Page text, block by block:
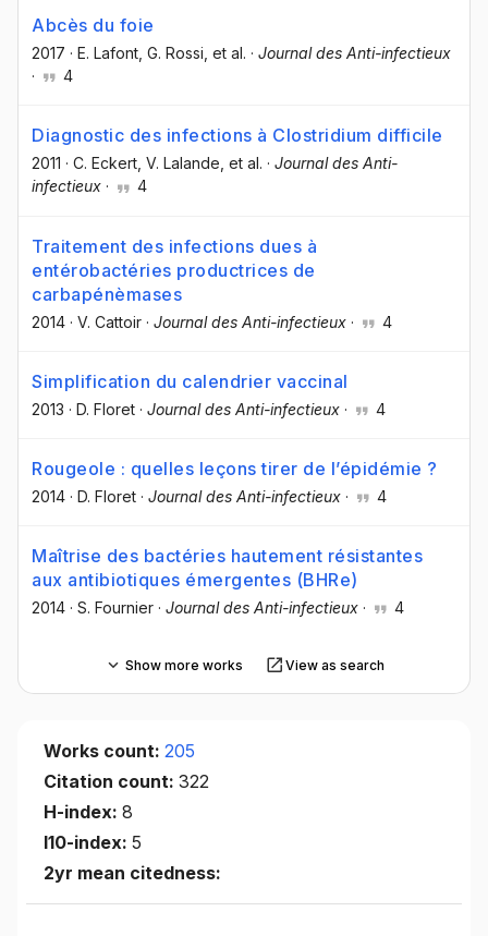
Abcès du foie
2017 · E. Lafont , G. Rossi , et al. · Journal des Anti-infectieux
·
4
Diagnostic des infections à Clostridium difficile
2011 · C. Eckert, V. Lalande, et al. · Journal des Anti-
infectieux · 4
Traitement des infections dues à
entérobactéries productrices de
carbapénèmases
2014 · V. Cattoir · Journal des Anti-infectieux · 4
Simplification du calendrier vaccinal
2013 · D. Floret · Journal des Anti-infectieux · 4
Rougeole : quelles leçons tirer de l’épidémie ?
2014 · D. Floret · Journal des Anti-infectieux · 4
Maîtrise des bactéries hautement résistantes
aux antibiotiques émergentes (BHRe)
2014 · S. Fournier · Journal des Anti-infectieux · 4
Show more works View as search
Works count: 205
Citation count: 322
H-index: 8
I10-index: 5
2yr mean citedness: